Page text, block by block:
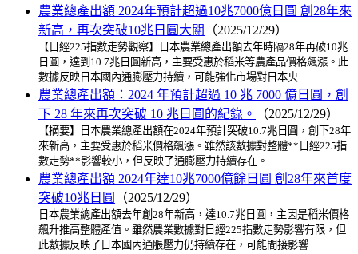
農業總產出額 2024年預計超過10兆7000億日圓 創28年來
新高，再次突破10兆日圓大關
（2025/12/29）
【日經225指數走勢觀察】日本農業總產出額去年時隔28年再破10兆
日圓，達到10.7兆日圓新高，主要受惠於稻米等農產品價格飆漲。此
數據反映日本國內通膨壓力持續，可能強化市場對日本央
農業總產出額：2024 年預計超過 10 兆 7000 億日圓，創
下 28 年來再次突破 10 兆日圓的紀錄。
（2025/12/29）
【摘要】日本農業總產出額在2024年預計突破10.7兆日圓，創下28年
來新高，主要受惠於稻米價格飆漲。雖然該數據對整體**日經225指
數走勢**影響較小，但反映了通膨壓力持續存在。
農業總產出額 2024年達10兆7000億餘日圓 創28年來首度
突破10兆日圓
（2025/12/29）
日本農業總產出額去年創28年新高，達10.7兆日圓，主因是稻米價格
飆升推高整體產值。雖然農業數據對日經225指數走勢影響有限，但
此數據反映了日本國內通脹壓力仍持續存在，可能間接影響